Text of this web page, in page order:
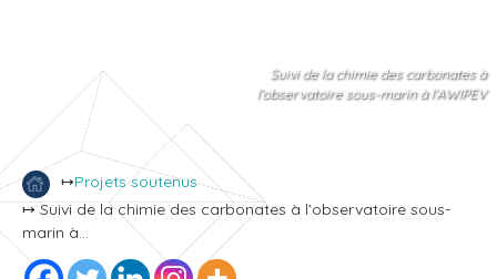
Suivi de la chimie des carbonates à
l’observatoire sous-marin à l’AWIPEV
↦Projets soutenus
↦ Suivi de la chimie des carbonates à l’observatoire sous-
marin à...